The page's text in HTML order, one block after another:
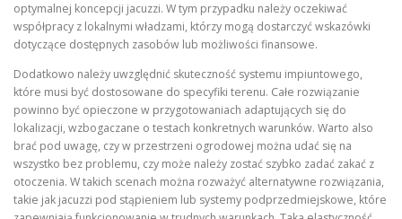
optymalnej koncepcji jacuzzi. W tym przypadku należy oczekiwać
współpracy z lokalnymi władzami, którzy mogą dostarczyć wskazówki
dotyczące dostępnych zasobów lub możliwości finansowe.
Dodatkowo należy uwzględnić skuteczność systemu impiuntowego,
które musi być dostosowane do specyfiki terenu. Całe rozwiązanie
powinno być opieczone w przygotowaniach adaptujących się do
lokalizacji, wzbogaczane o testach konkretnych warunków. Warto also
brać pod uwagę, czy w przestrzeni ogrodowej można udać się na
wszystko bez problemu, czy może należy zostać szybko zadać zakać z
otoczenia. W takich scenach można rozważyć alternatywne rozwiązania,
takie jak jacuzzi pod stąpieniem lub systemy podprzedmiejskowe, które